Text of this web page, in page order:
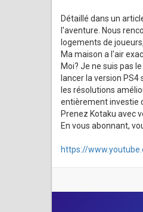
Détaillé dans un
l'aventure. Nous
logements de
Ma maison a l'air
Moi? Je ne suis pas
lancer la version
les résolutions
entièrement investie
Prenez Kotaku avec
En vous abonnant,
https://